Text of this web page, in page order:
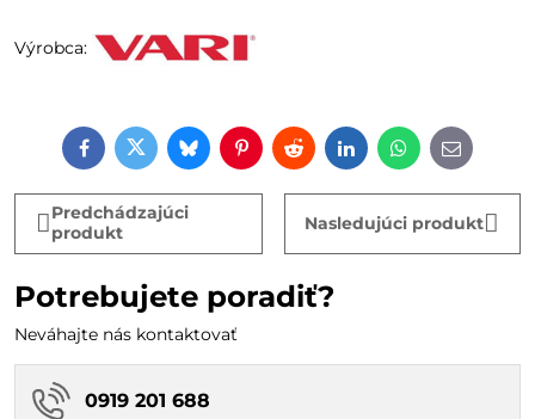
Výrobca:
FacebookTwitterBlueskyPinterestRedditLinkedInWhatsApp
E-
mail
Predchádzajúci
produkt
Nasledujúci produkt
Potrebujete poradiť?
Neváhajte nás kontaktovať
0919 201 688